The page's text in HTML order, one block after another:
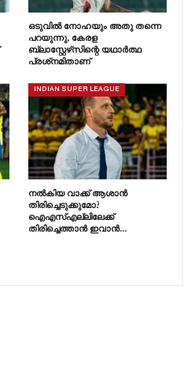
ഒടുവിൽ നോഹയും അതു തന്നെ
പറയുന്നു, കേരള
ബ്ലാസ്റ്റേഴ്‌സിന്റെ യഥാർത്ഥ
പ്രശ്‌നമിതാണ്
INDIAN SUPER LEAGUE
നൽകിയ വാക്ക് ആശാൻ
തിരിച്ചെടുക്കുമോ?
ഐഎസ്എല്ലിലേക്ക്
തിരിച്ചെത്താൻ ഇവാൻ…